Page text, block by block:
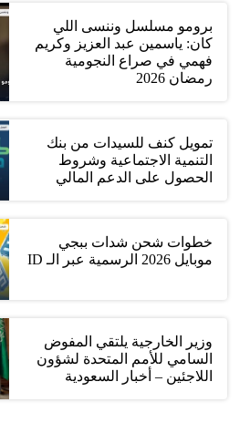
برومو مسلسل وننسى اللي
كان: ياسمين عبد العزيز وكريم
فهمي في صراع النجومية
رمضان 2026
تمويل كنف للسيدات من بنك
التنمية الاجتماعية وشروط
الحصول على الدعم المالي
خطوات شحن شدات ببجي
موبايل 2026 الرسمية عبر الـ ID
وزير الخارجية يلتقي المفوض
السامي للأمم المتحدة لشؤون
اللاجئين – أخبار السعودية